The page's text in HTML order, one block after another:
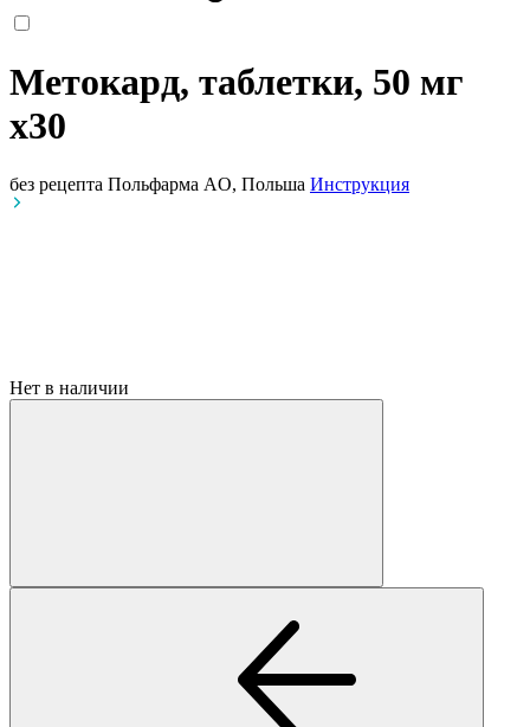
Метокард, таблетки, 50 мг
x30
без рецепта Польфарма AO, Польша Инструкция
Нет в наличии